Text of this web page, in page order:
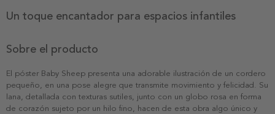
Un toque encantador para espacios infantiles
Sobre el producto
El póster Baby Sheep presenta una adorable ilustración de un cordero
pequeño, en una pose alegre que transmite movimiento y felicidad. Su
lana, detallada con texturas sutiles, junto con un globo rosa en forma
de corazón sujeto por un hilo fino, hacen de esta obra algo único y